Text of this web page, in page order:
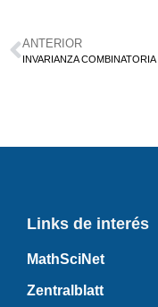
ANTERIOR
Links de interés
MathSciNet
Zentralblatt